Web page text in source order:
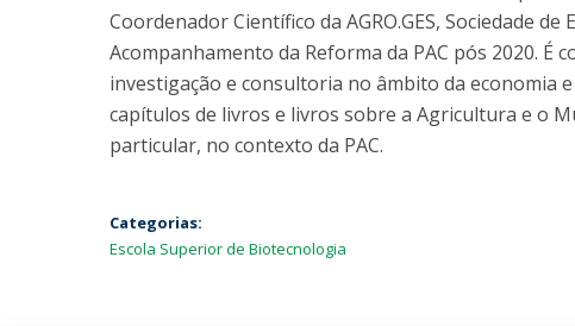
Coordenador Científico da AGRO.GES, Sociedade
Acompanhamento da Reforma da PAC pós 2020. É
investigação e consultoria no âmbito da economia
capítulos de livros e livros sobre a Agricultura e o
particular, no contexto da PAC.
Categorias:
Escola Superior de Biotecnologia